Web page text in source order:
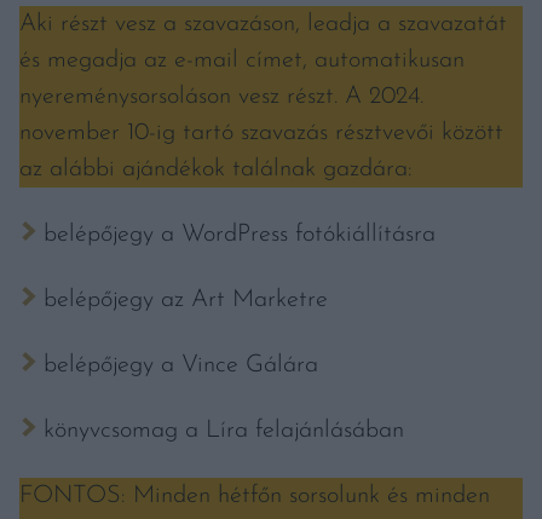
Aki részt vesz a szavazáson, leadja a szavazatát
és megadja az e-mail címet, automatikusan
nyereménysorsoláson vesz részt. A 2024.
november 10-ig tartó szavazás résztvevői között
az alábbi ajándékok találnak gazdára:
belépőjegy a WordPress fotókiállításra
belépőjegy az Art Marketre
belépőjegy a Vince Gálára
könyvcsomag a Líra felajánlásában
FONTOS: Minden hétfőn sorsolunk és minden